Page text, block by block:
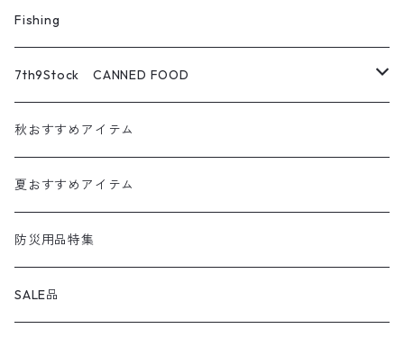
Rob Snow
Tokyo Camp
CRAFTPLUS
kassai.
GREBE WORKS
corerocca
テーブル・チェア
焚火アイテム
調理道具・食器
ランタン
アウトドア小物
クーラーボックス
Fishing
7th9Stock CANNED FOOD
パンの缶詰
お魚の缶詰
お肉の缶詰
スイーツの缶詰
秋おすすめアイテム
夏おすすめアイテム
防災用品特集
SALE品